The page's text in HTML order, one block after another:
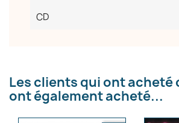
CD
Les clients qui ont acheté
ont également acheté...